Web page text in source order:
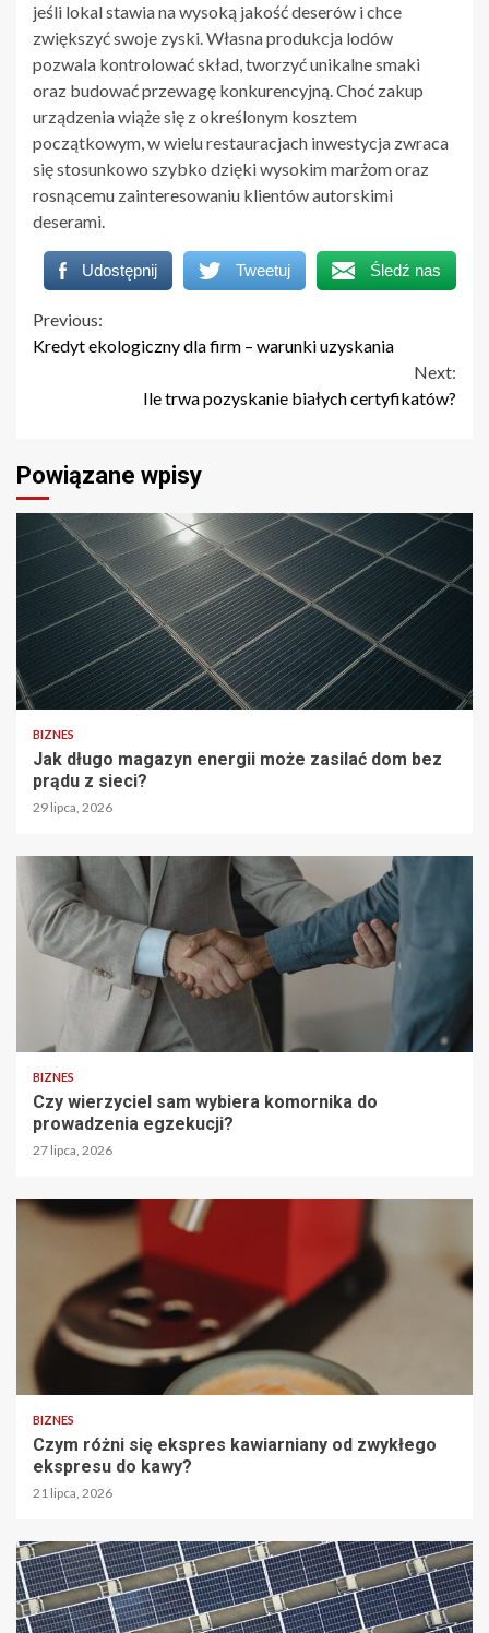
jeśli lokal stawia na wysoką jakość deserów i chce
zwiększyć swoje zyski. Własna produkcja lodów
pozwala kontrolować skład, tworzyć unikalne smaki
oraz budować przewagę konkurencyjną. Choć zakup
urządzenia wiąże się z określonym kosztem
początkowym, w wielu restauracjach inwestycja zwraca
się stosunkowo szybko dzięki wysokim marżom oraz
rosnącemu zainteresowaniu klientów autorskimi
deserami.
Udostępnij Tweetuj Śledź nas
Continue
Previous:
Kredyt ekologiczny dla firm – warunki uzyskania
Next:
Ile trwa pozyskanie białych certyfikatów?
Powiązane wpisy
BIZNES
Jak długo magazyn energii może zasilać dom bez
prądu z sieci?
29 lipca, 2026
BIZNES
Czy wierzyciel sam wybiera komornika do
prowadzenia egzekucji?
27 lipca, 2026
BIZNES
Czym różni się ekspres kawiarniany od zwykłego
ekspresu do kawy?
21 lipca, 2026